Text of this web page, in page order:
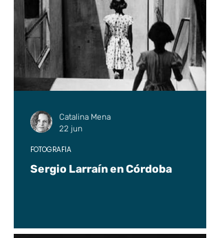
Sergio Larraín en Córdoba
FOTOGRAFÍA
Catalina Mena
22 jun